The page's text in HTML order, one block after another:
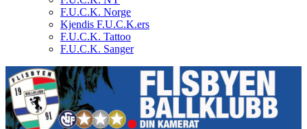
F.U.C.K. Norge
Kjendis F.U.C.K.ers
F.U.C.K. Tattoo
F.U.C.K. Sanger